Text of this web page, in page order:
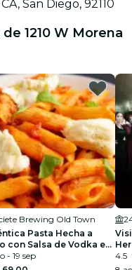
San Diego, 92110
1210 W Morena
Brewing Old Town
Pasta Hecha a
con Salsa de Vodka en
- 19 sep
4.5